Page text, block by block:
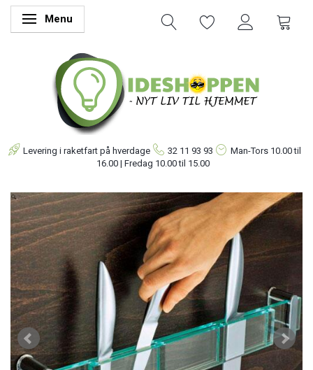
Skifte navigation
Menu
Levering i raketfart på hverdage 32 11 93 93 Man-Tors 10.00 til
16.00 | Fredag 10.00 til 15.00